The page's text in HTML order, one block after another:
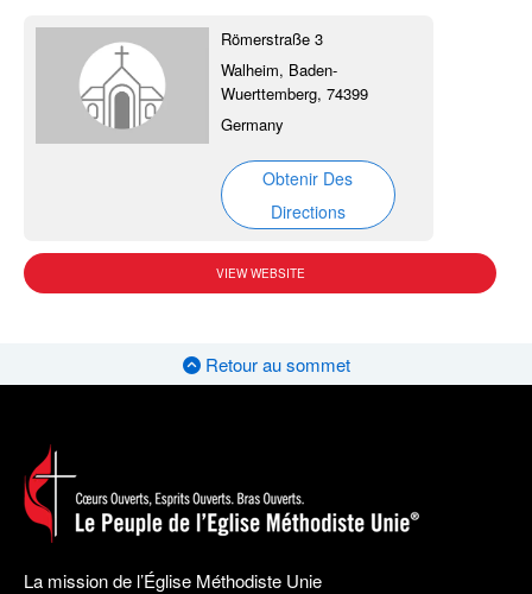
Römerstraße 3
Walheim, Baden-
Wuerttemberg, 74399
Germany
Obtenir Des
Directions
VIEW WEBSITE
Retour au sommet
La mission de l’Église Méthodiste Unie